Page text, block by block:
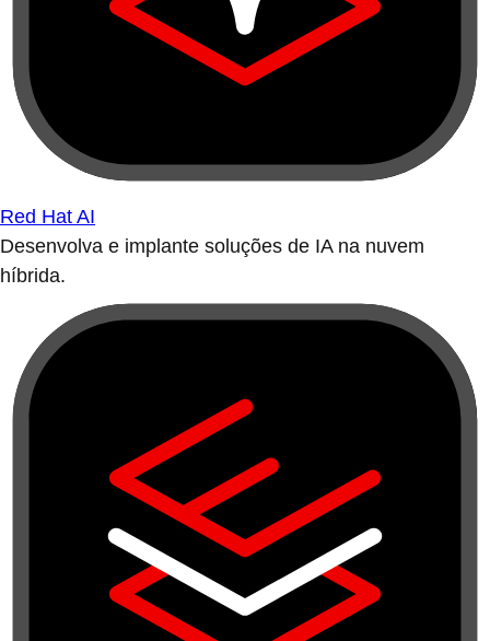
Red Hat AI
Desenvolva e implante soluções de IA na nuvem
híbrida.